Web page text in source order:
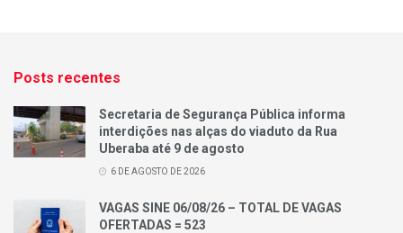
Posts recentes
Secretaria de Segurança Pública informa
interdições nas alças do viaduto da Rua
Uberaba até 9 de agosto
6 DE AGOSTO DE 2026
VAGAS SINE 06/08/26 – TOTAL DE VAGAS
OFERTADAS = 523